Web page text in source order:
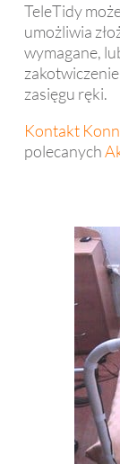
TeleTidy
umożliwia
wymagane,
zasięgu ręki.
Kontakt
polecanych